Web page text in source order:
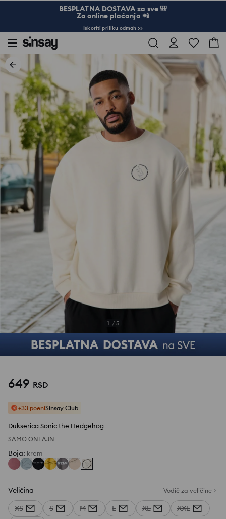
BESPLATNA DOSTAVA za sve 🎒
Za online plaćanja 📲
Iskoriti priliku odmah >>
1 / 5
649 RSD
+33 poeniSinsay Club
Dukserica Sonic the Hedgehog
SAMO ONLAJN
Boja: krem
Veličina Vodič za veličine
XS S M L XL
XXL